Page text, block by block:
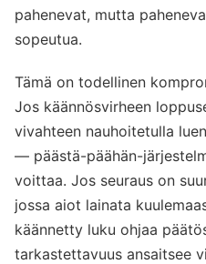
pahenevat, mutta
sopeutua.
Tämä on todellinen
Jos käännösvirheen
vivahteen nauhoitetulla
— päästä-päähän-
voittaa. Jos seuraus on
jossa aiot lainata
käännetty luku ohjaa
tarkastettavuus ansaitsee